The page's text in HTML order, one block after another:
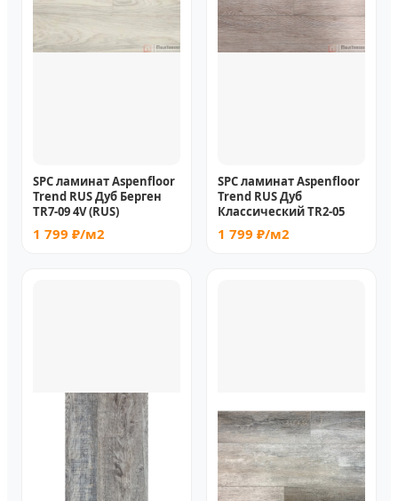
SPC ламинат Aspenfloor
Trend RUS Дуб Берген
TR7-09 4V (RUS)
1 799 ₽/м2
SPC ламинат Aspenfloor
Trend RUS Дуб
Классический TR2-05
1 799 ₽/м2